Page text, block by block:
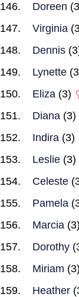
Doreen
Virginia
Dennis
Lynette
Eliza (3)
Diana (3)
Indira (3)
Leslie (3)
Celeste
Pamela
Marcia (3)
Dorothy
Miriam (3)
Heather